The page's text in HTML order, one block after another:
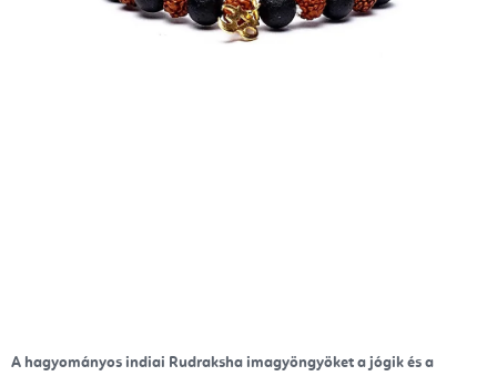
A hagyományos indiai Rudraksha imagyöngyöket a jógik és a